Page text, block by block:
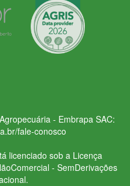
- Embrapa SAC:
fale-conosco
licenciado sob a Licença
- SemDerivações